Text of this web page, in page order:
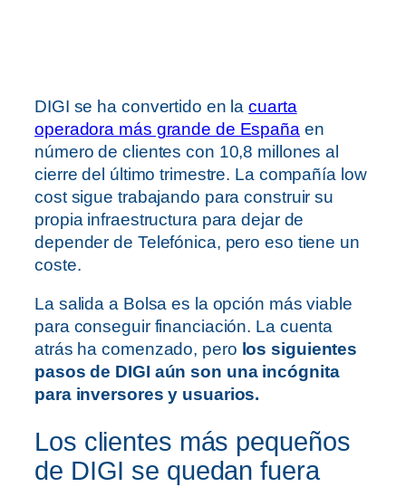
DIGI se ha convertido en lacuarta
operadora más grande de España en
número de clientes con 10,8 millones al
cierre del último trimestre. La compañía low
cost sigue trabajando para construir su
propia infraestructura para dejar de
depender de Telefónica, pero eso tiene un
coste.
La salida a Bolsa es la opción más viable
para conseguir financiación. La cuenta
atrás ha comenzado, pero los siguientes
pasos de DIGI aún son una incógnita
para inversores y usuarios.
Los clientes más pequeños
de DIGI se quedan fuera